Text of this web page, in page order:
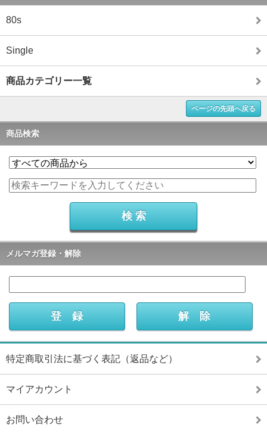
80s
Single
商品カテゴリー一覧
ページの先頭へ戻る
商品検索
メルマガ登録・解除
特定商取引法に基づく表記（返品など）
マイアカウント
お問い合わせ